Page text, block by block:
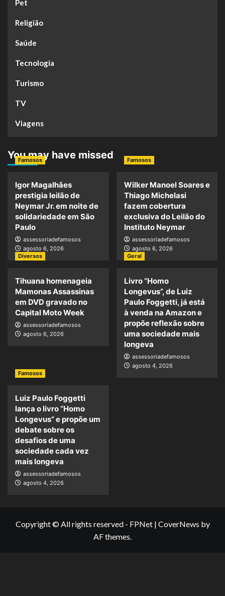
Pet
Religião
Saúde
Tecnologia
Turismo
TV
Viagens
You may have missed
Famosos
Igor Magalhães
prestigia leilão de
Neymar Jr. em noite de
solidariedade em São
Paulo
assessoriadefamosos
agosto 6, 2026
Famosos
Wilker Manoel Soares e
Thiago Michelasi
fazem cobertura
exclusiva do Leilão do
Instituto Neymar
assessoriadefamosos
agosto 6, 2026
Diversos
Tihuana homenageia
Mamonas Assassinas
em DVD gravado no
Capital Moto Week
assessoriadefamosos
agosto 6, 2026
Geral
Livro “Homo
Longevus”, de Luiz
Paulo Foggetti, já está
à venda na Amazon e
propõe reflexão sobre
uma sociedade mais
longeva
assessoriadefamosos
agosto 4, 2026
Famosos
Luiz Paulo Foggetti
lança o livro “Homo
Longevus” e propõe um
debate sobre os
desafios de uma
sociedade cada vez
mais longeva
assessoriadefamosos
agosto 4, 2026
Copyright © All rights reserved - FPNet | CoverNews by
AF themes.